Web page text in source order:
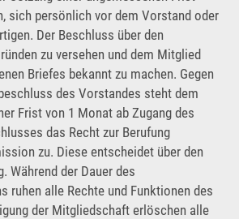
sich persönlich vor dem Vorstand oder
Der Beschluss über den
zu versehen und dem Mitglied
Briefes bekannt zu machen. Gegen
des Vorstandes steht dem
Frist von 1 Monat ab Zugang des
das Recht zur Berufung
zu. Diese entscheidet über den
Während der Dauer des
ruhen alle Rechte und Funktionen des
der Mitgliedschaft erlöschen alle